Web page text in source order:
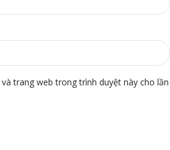
trang web trong trình duyệt này cho lần